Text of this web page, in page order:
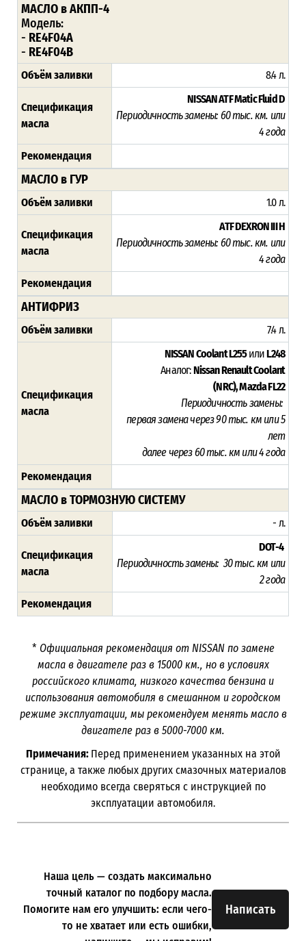
МАСЛО в АКПП-4
Модель:
- RE4F04A
- RE4F04B
Объём заливки 8.4 л.
Спецификация
масла
NISSAN ATF Matic Fluid D
Периодичность замены: 60 тыс. км. или
4 года
Рекомендация
МАСЛО в ГУР
Объём заливки 1.0 л.
Спецификация
масла
ATF DEXRON III H
Периодичность замены: 60 тыс. км. или
4 года
Рекомендация
АНТИФРИЗ
Объём заливки 7.4 л.
Спецификация
масла
NISSAN Coolant L255илиL248
Аналог:Nissan Renault Coolant
(NRC),Mazda FL22
Периодичность замены:
первая замена через 90 тыс. км или 5
лет
далее через 60 тыс. км или 4 года
Рекомендация
МАСЛО в ТОРМОЗНУЮ СИСТЕМУ
Объём заливки - л.
Спецификация
масла
DOT-4
Периодичность замены: 30 тыс. км или
2года
Рекомендация
* Официальная рекомендация от NISSAN по замене
масла в двигателе раз в 15000 км., но в условиях
российского климата, низкого качества бензина и
использования автомобиля в смешанном и городском
режиме эксплуатации, мы рекомендуем менять масло в
двигателе раз в 5000-7000 км.
Примечания: Перед применением указанных на этой
странице, а также любых других смазочных материалов
необходимо всегда сверяться с инструкцией по
эксплуатации автомобиля.
Написать
Наша цель — создать максимально
точный каталог по подбору масла.
Помогите нам его улучшить: если чего-
то не хватает или есть ошибки,